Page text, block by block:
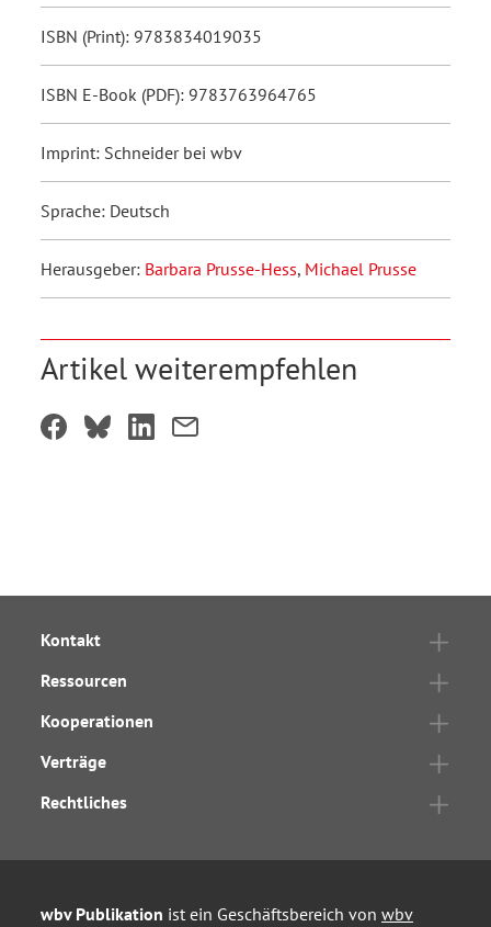
ISBN (Print): 9783834019035
ISBN E-Book (PDF): 9783763964765
Imprint: Schneider bei wbv
Sprache: Deutsch
Herausgeber: Barbara Prusse-Hess, Michael Prusse
Artikel weiterempfehlen
Kontakt
Ressourcen
Kooperationen
Verträge
Rechtliches
wbv Publikation ist ein Geschäftsbereich von wbv